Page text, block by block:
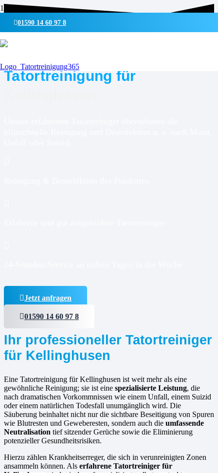
01590 14 60 97 8
Tatortreinigung für
Jetzt anfragen
01590 14 60 97 8
Ihr professioneller Tatortreiniger
für Kellinghusen
Eine Tatortreinigung für Kellinghusen ist weit mehr als eine
gewöhnliche Reinigung; sie ist eine spezialisierte Leistung, die
nach dramatischen Vorkommnissen wie einem Unfall, einem Suizid
oder einem natürlichen Todesfall unumgänglich wird. Die
Säuberung beinhaltet nicht nur die sichtbare Beseitigung von Spuren
wie Blutresten und Geweberesten, sondern auch die umfassende
Neutralisation tief sitzender Gerüche sowie die Eliminierung
potenzieller Gesundheitsrisiken.
Hierzu zählen Krankheitserreger, die sich in verunreinigten Zonen
ansammeln können. Als erfahrene Tatortreiniger für